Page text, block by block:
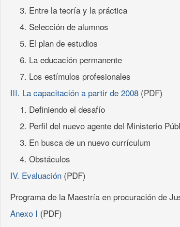
3. Entre la teoría y la práctica
4. Selección de alumnos
5. El plan de estudios
6. La educación permanente
7. Los estímulos profesionales
III. La capacitación a partir de 2008 (PDF)
1. Definiendo el desafío
2. Perfil del nuevo agente del Ministerio
3. En busca de un nuevo currículum
4. Obstáculos
IV. Evaluación (PDF)
Programa de la Maestría en procuración de
Anexo I (PDF)